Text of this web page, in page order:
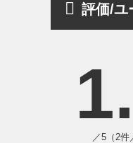
評価/ユ
／5（2件